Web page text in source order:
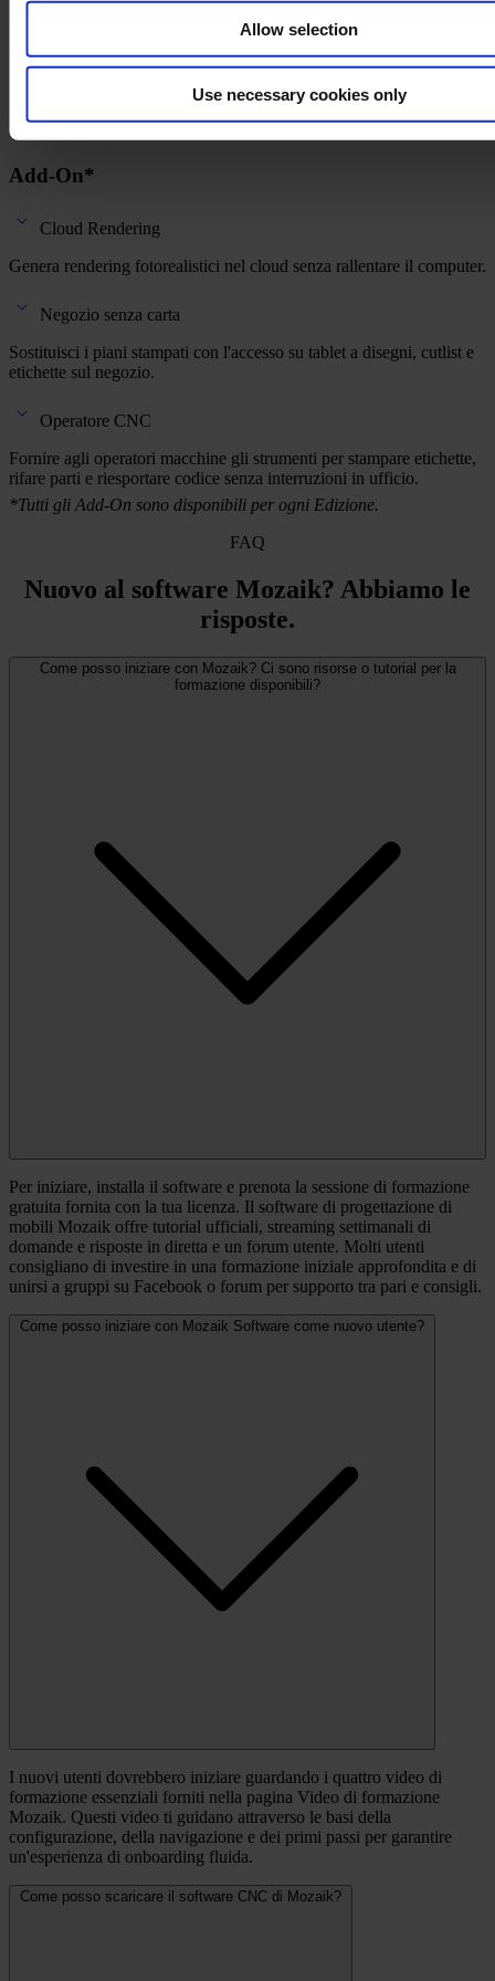
Allow selection
Use necessary cookies only
Instradare automaticamente i pezzi alle macchine giuste usando
Add-On*
Cloud Rendering
Genera rendering fotorealistici nel cloud senza rallentare il computer.
Negozio senza carta
Sostituisci i piani stampati con l'accesso su tablet a disegni, cutlist e
etichette sul negozio.
Operatore CNC
Fornire agli operatori macchine gli strumenti per stampare etichette,
rifare parti e riesportare codice senza interruzioni in ufficio.
*Tutti gli Add-On sono disponibili per ogni Edizione.
FAQ
Nuovo al software Mozaik? Abbiamo le
risposte.
Come posso iniziare con Mozaik? Ci sono risorse o tutorial per la
formazione disponibili?
Per iniziare, installa il software e prenota la sessione di formazione
gratuita fornita con la tua licenza. Il software di progettazione di
mobili Mozaik offre tutorial ufficiali, streaming settimanali di
domande e risposte in diretta e un forum utente. Molti utenti
consigliano di investire in una formazione iniziale approfondita e di
unirsi a gruppi su Facebook o forum per supporto tra pari e consigli.
Come posso iniziare con Mozaik Software come nuovo utente?
I nuovi utenti dovrebbero iniziare guardando i quattro video di
formazione essenziali forniti nella pagina Video di formazione
Mozaik. Questi video ti guidano attraverso le basi della
configurazione, della navigazione e dei primi passi per garantire
un'esperienza di onboarding fluida.
Come posso scaricare il software CNC di Mozaik?